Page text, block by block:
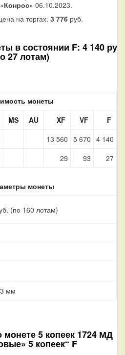
Конрос» 06.10.2023.
на торгах: 3 776 руб.
в состоянии F: 4 140 руб.
27 лотам)
монеты
MS AU XF VF
F
13 560 5 670 4 140
29 93 27
монеты
(по 160 лотам)
мм
монете5 копеек 1724 МД
5 копеек“ F